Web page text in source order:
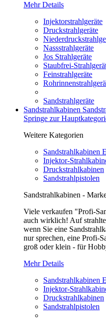
Mehr Details
Injektorstrahlgeräte
Druckstrahlgeräte
Nassstrahlgeräte
Jos Strahlgeräte
Staubfrei-
Feinstrahlgeräte
Sandstrahlgeräte
Sandstrahlkabinen
Springe zur
Weitere Kategorien
Sandstrahlkabinen
Injektor-
Druckstrahlkabinen
Sandstrahlpistolen
Sandstrahlkabinen -
Viele verkaufen "Profi-
auch wirklich! Auf
wenn Sie eine
nur sprechen, eine Profi-
groß oder klein - für
Mehr Details
Sandstrahlkabinen
Injektor-
Druckstrahlkabinen
Sandstrahlpistolen